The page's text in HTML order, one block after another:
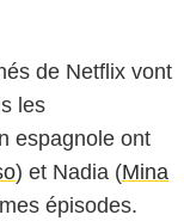
de Netflix vont
les
espagnole ont
) et Nadia (Mina
épisodes.